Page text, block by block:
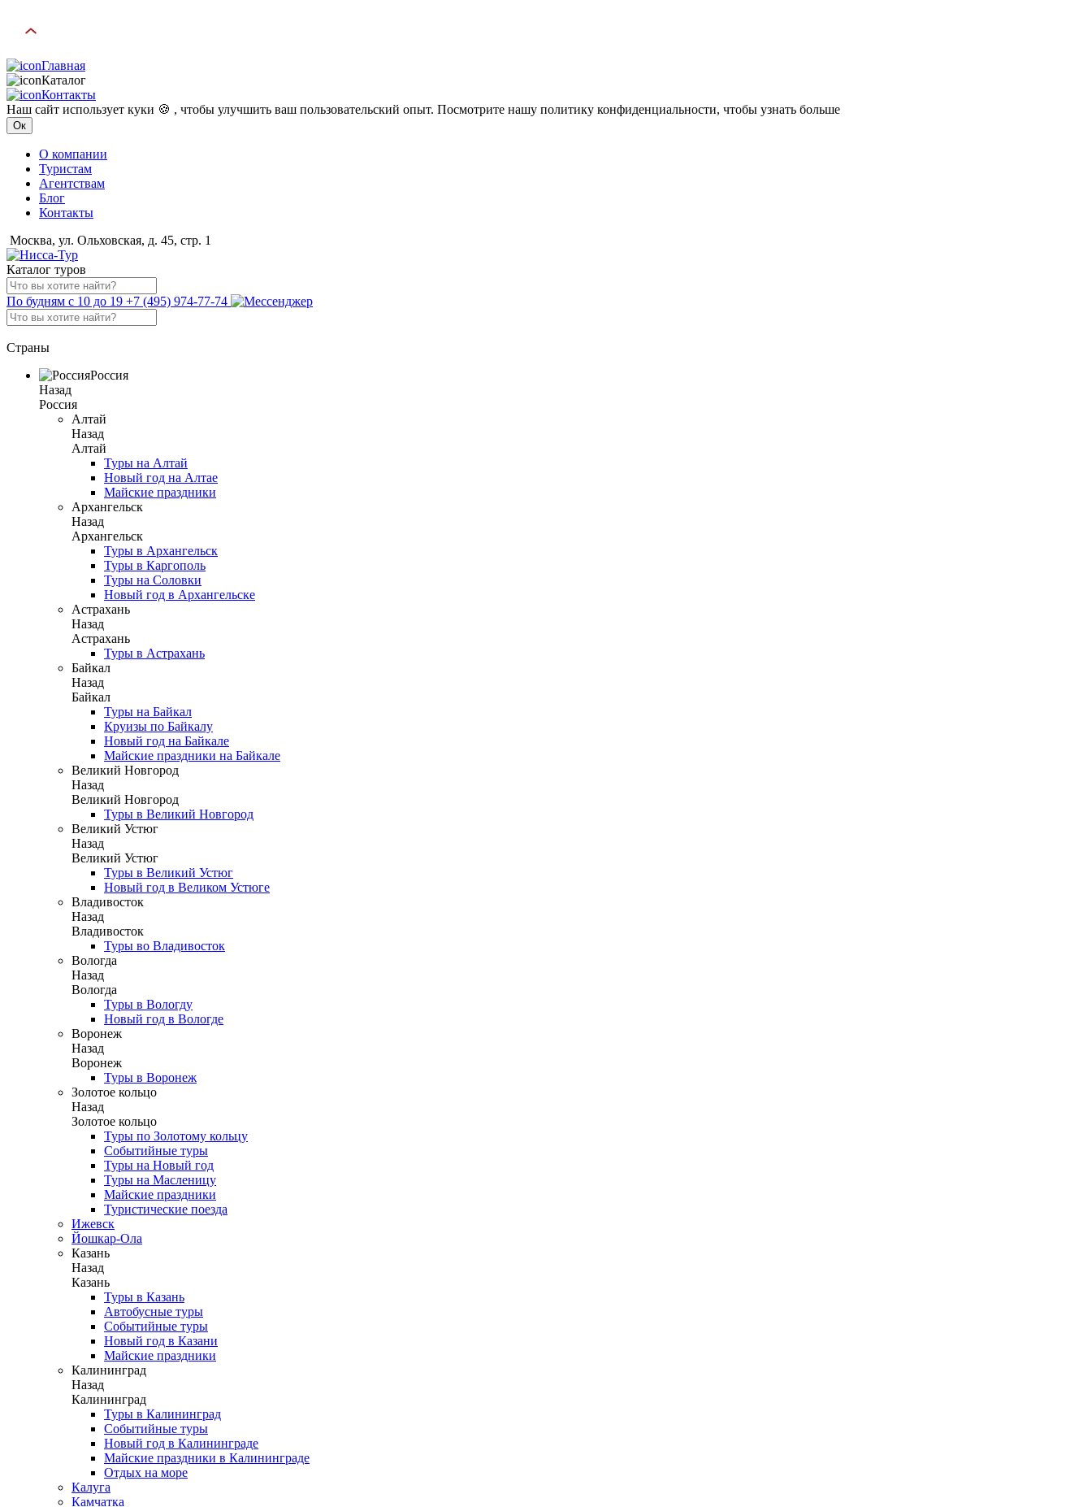
Главная
Каталог
Контакты
Наш сайт использует куки 🍪 , чтобы улучшить ваш пользовательский опыт. Посмотрите нашу политику конфиденциальности, чтобы узнать больше
Ок
О компании
Туристам
Агентствам
Блог
Контакты
Москва, ул. Ольховская, д. 45, стр. 1
Каталог туров
По будням с 10 до 19 +7 (495) 974-77-74
Страны
Россия
Назад
Россия
Алтай
Назад
Алтай
Туры на Алтай
Новый год на Алтае
Майские праздники
Архангельск
Назад
Архангельск
Туры в Архангельск
Туры в Каргополь
Туры на Соловки
Новый год в Архангельске
Астрахань
Назад
Астрахань
Туры в Астрахань
Байкал
Назад
Байкал
Туры на Байкал
Круизы по Байкалу
Новый год на Байкале
Майские праздники на Байкале
Великий Новгород
Назад
Великий Новгород
Туры в Великий Новгород
Великий Устюг
Назад
Великий Устюг
Туры в Великий Устюг
Новый год в Великом Устюге
Владивосток
Назад
Владивосток
Туры во Владивосток
Вологда
Назад
Вологда
Туры в Вологду
Новый год в Вологде
Воронеж
Назад
Воронеж
Туры в Воронеж
Золотое кольцо
Назад
Золотое кольцо
Туры по Золотому кольцу
Событийные туры
Туры на Новый год
Туры на Масленицу
Майские праздники
Туристические поезда
Ижевск
Йошкар-Ола
Казань
Назад
Казань
Туры в Казань
Автобусные туры
Событийные туры
Новый год в Казани
Майские праздники
Калининград
Назад
Калининград
Туры в Калининград
Событийные туры
Новый год в Калининграде
Майские праздники в Калининграде
Отдых на море
Калуга
Камчатка